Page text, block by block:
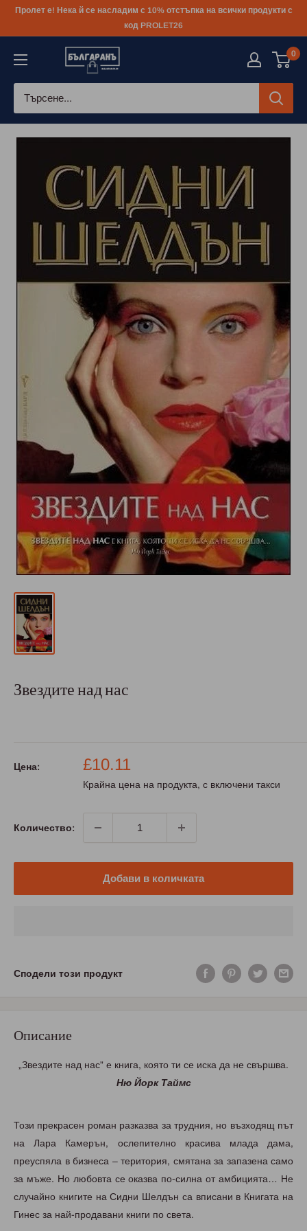
КъмПролет е! Нека й се насладим с 10% отстъпка на всички продукти с
код PROLET26
0
Звездите над нас
Цена:
Промо
цена
£10.11
Крайна цена на продукта, с включени такси
Количество:
Добави в количката
Сподели този продукт
Описание
„Звездите над нас” е книга, която ти се иска да не свършва.
Ню Йорк Таймс
Този прекрасен роман разказва за трудния, но възходящ път
на Лара Камерън, ослепително красива млада дама,
преуспяла в бизнеса – територия, смятана за запазена само
за мъже. Но любовта се оказва по-силна от амбицията… Не
случайно книгите на Сидни Шелдън са вписани в Книгата на
Гинес за най-продавани книги по света.